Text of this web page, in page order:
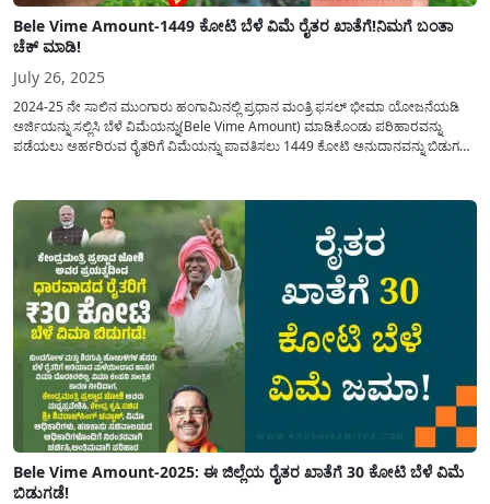
Bele Vime Amount-1449 ಕೋಟಿ ಬೆಳೆ ವಿಮೆ ರೈತರ ಖಾತೆಗೆ!ನಿಮಗೆ ಬಂತಾ
ಚೆಕ್ ಮಾಡಿ!
July 26, 2025
2024-25 ನೇ ಸಾಲಿನ ಮುಂಗಾರು ಹಂಗಾಮಿನಲ್ಲಿ ಪ್ರಧಾನ ಮಂತ್ರಿ ಫಸಲ್ ಭೀಮಾ ಯೋಜನೆಯಡಿ
ಅರ್ಜಿಯನ್ನು ಸಲ್ಲಿಸಿ ಬೆಳೆ ವಿಮೆಯನ್ನು(Bele Vime Amount) ಮಾಡಿಕೊಂಡು ಪರಿಹಾರವನ್ನು
ಪಡೆಯಲು ಅರ್ಹರಿರುವ ರೈತರಿಗೆ ವಿಮೆಯನ್ನು ಪಾವತಿಸಲು 1449 ಕೋಟಿ ಅನುದಾನವನ್ನು ಬಿಡುಗಡೆ
Bele Vime Amount-2025: ಈ ಜಿಲ್ಲೆಯ ರೈತರ ಖಾತೆಗೆ 30 ಕೋಟಿ ಬೆಳೆ ವಿಮೆ
ಬಿಡುಗಡೆ!